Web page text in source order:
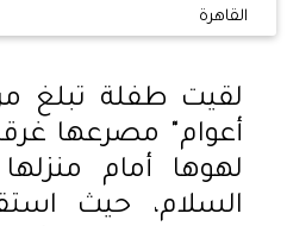
القاهرة
لقيت طفلة تبلغ
أعوام" مصرعها غرقا
لهوها أمام
السلام، حيث